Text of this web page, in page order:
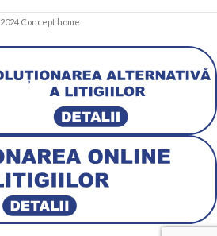
2024 Concept home